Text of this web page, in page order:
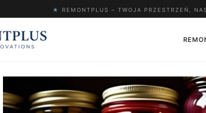
★ REMONTPLUS – TWOJA PRZESTRZEŃ,